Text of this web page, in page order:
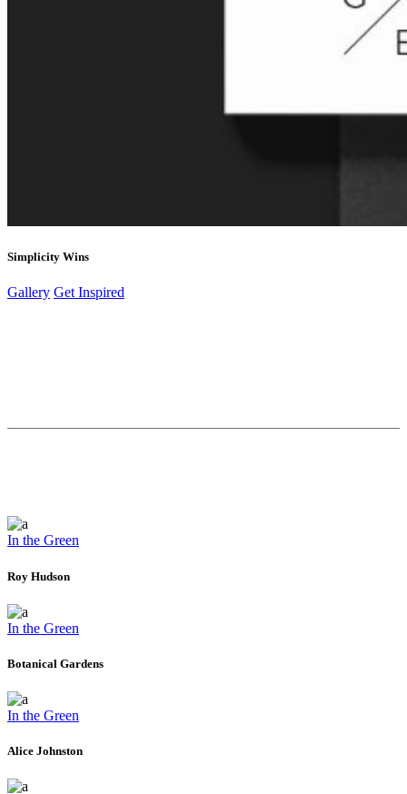
Simplicity Wins
Gallery Get Inspired
In the Green
Roy Hudson
In the Green
Botanical Gardens
In the Green
Alice Johnston